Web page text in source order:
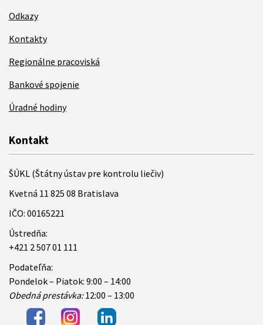
Odkazy
Kontakty
Regionálne pracoviská
Bankové spojenie
Úradné hodiny
Kontakt
ŠÚKL (Štátny ústav pre kontrolu liečiv)
Kvetná 11 825 08 Bratislava
IČO: 00165221
Ústredňa:
+421 2 507 01 111
Podateľňa:
Pondelok – Piatok: 9:00 – 14:00
Obedná prestávka:12:00 – 13:00